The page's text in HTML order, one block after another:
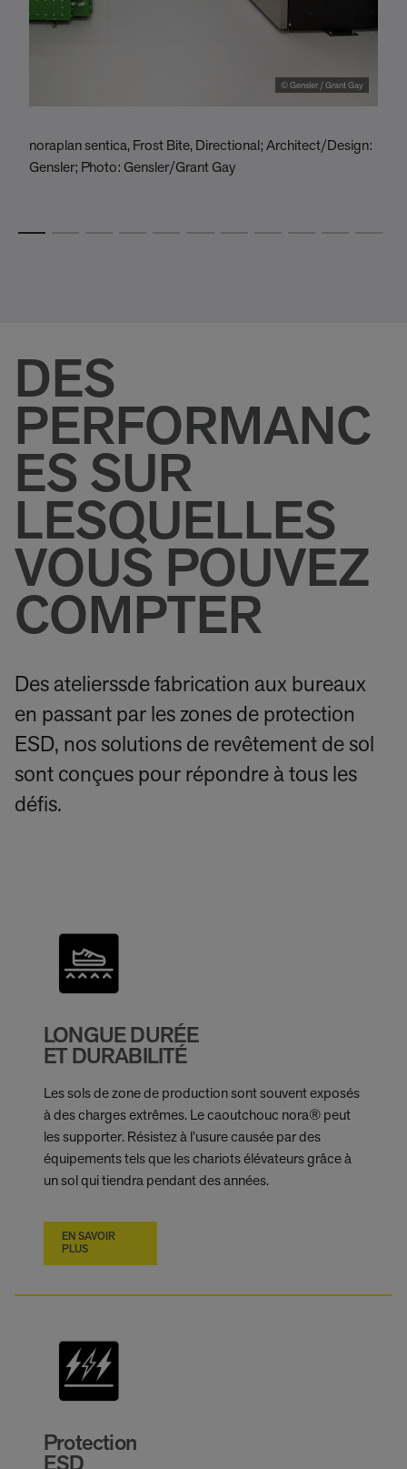
© Gensler / Grant Gay
noraplan sentica, Frost Bite, Directional; Architect/Design:
Gensler; Photo: Gensler/Grant Gay
DES
PERFORMANC
ES SUR
LESQUELLES
VOUS POUVEZ
COMPTER
Des atelierssde fabrication aux bureaux
en passant par les zones de protection
ESD, nos solutions de revêtement de sol
sont conçues pour répondre à tous les
défis.
LONGUE DURÉE
ET DURABILITÉ
Les sols de zone de production sont souvent exposés
à des charges extrêmes. Le caoutchouc nora® peut
les supporter. Résistez à l’usure causée par des
équipements tels que les chariots élévateurs grâce à
un sol qui tiendra pendant des années.
EN SAVOIR
PLUS
Protection